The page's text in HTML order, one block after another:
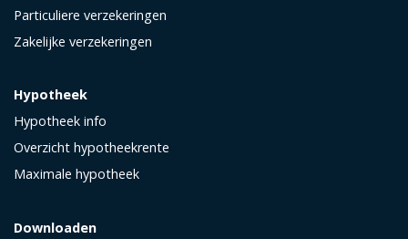
Particuliere verzekeringen
Zakelijke verzekeringen
Hypotheek
Hypotheek info
Overzicht hypotheekrente
Maximale hypotheek
Downloaden